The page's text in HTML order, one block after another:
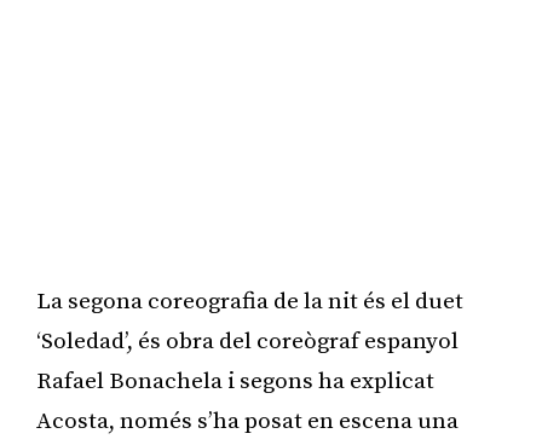
La segona coreografia de la nit és el duet
‘Soledad’, és obra del coreògraf espanyol
Rafael Bonachela i segons ha explicat
Acosta, només s’ha posat en escena una